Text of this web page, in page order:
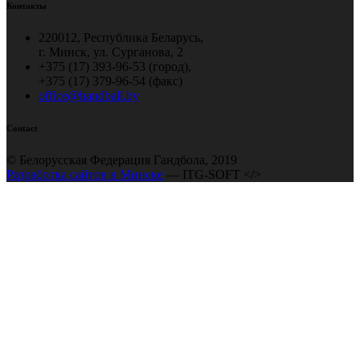
Контакты
220012, Республика Беларусь,
г. Минск, ул. Сурганова, 2
+375 (17) 393-96-53 (город),
+375 (17) 379-96-54 (факс)
office@handball.by
Contact
© Белорусская Федерация Гандбола, 2019
Разработка сайтов в Минске — ITG-SOFT </>